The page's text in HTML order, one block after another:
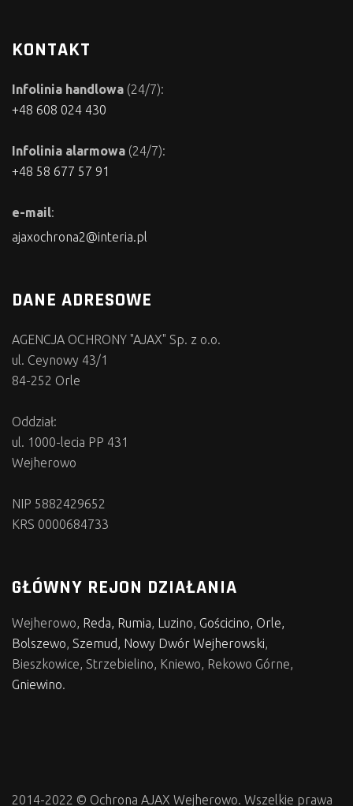
KONTAKT
Infolinia handlowa (24/7):
+48 608 024 430
Infolinia alarmowa (24/7):
+48 58 677 57 91
e-mail:
ajaxochrona2@interia.pl
DANE ADRESOWE
AGENCJA OCHRONY "AJAX" Sp. z o.o.
ul. Ceynowy 43/1
84-252 Orle
Oddział:
ul. 1000-lecia PP 431
Wejherowo
NIP 5882429652
KRS 0000684733
GŁÓWNY REJON DZIAŁANIA
Wejherowo, Reda, Rumia, Luzino, Gościcino, Orle,
Bolszewo, Szemud, Nowy Dwór Wejherowski,
Bieszkowice, Strzebielino, Kniewo, Rekowo Górne,
Gniewino.
2014-2022 © Ochrona AJAX Wejherowo. Wszelkie prawa